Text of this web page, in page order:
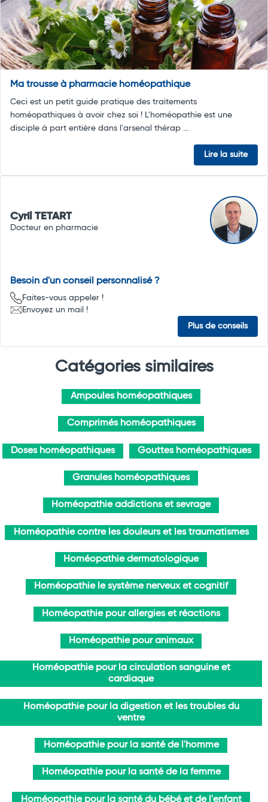
Ma trousse à pharmacie homéopathique
Ceci est un petit guide pratique des traitements
homéopathiques à avoir chez soi ! L'homéopathie est une
disciple à part entière dans l'arsenal thérap ...
Lire la suite
Cyril TETART
Docteur en pharmacie
Besoin d'un conseil personnalisé ?
Faites-vous appeler !
Envoyez un mail !
Plus de conseils
Catégories similaires
Ampoules homéopathiques
Comprimés homéopathiques
Doses homéopathiques Gouttes homéopathiques
Granules homéopathiques
Homéopathie addictions et sevrage
Homéopathie contre les douleurs et les traumatismes
Homéopathie dermatologique
Homéopathie le système nerveux et cognitif
Homéopathie pour allergies et réactions
Homéopathie pour animaux
Homéopathie pour la circulation sanguine et
cardiaque
Homéopathie pour la digestion et les troubles du
ventre
Homéopathie pour la santé de l'homme
Homéopathie pour la santé de la femme
Homéopathie pour la santé du bébé et de l'enfant